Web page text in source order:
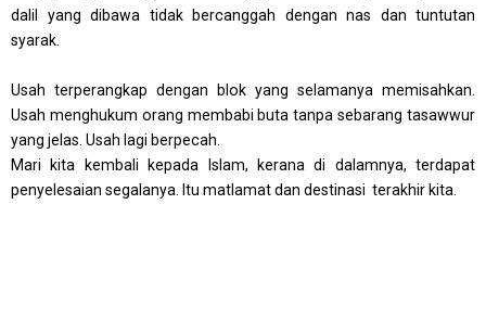
dalil yang dibawa tidak bercanggah dengan nas dan tuntutan
syarak.
Usah terperangkap dengan blok yang selamanya memisahkan.
Usah menghukum orang membabi buta tanpa sebarang tasawwur
yang jelas. Usah lagi berpecah.
Mari kita kembali kepada Islam, kerana di dalamnya, terdapat
penyelesaian segalanya. Itu matlamat dan destinasi terakhir kita.